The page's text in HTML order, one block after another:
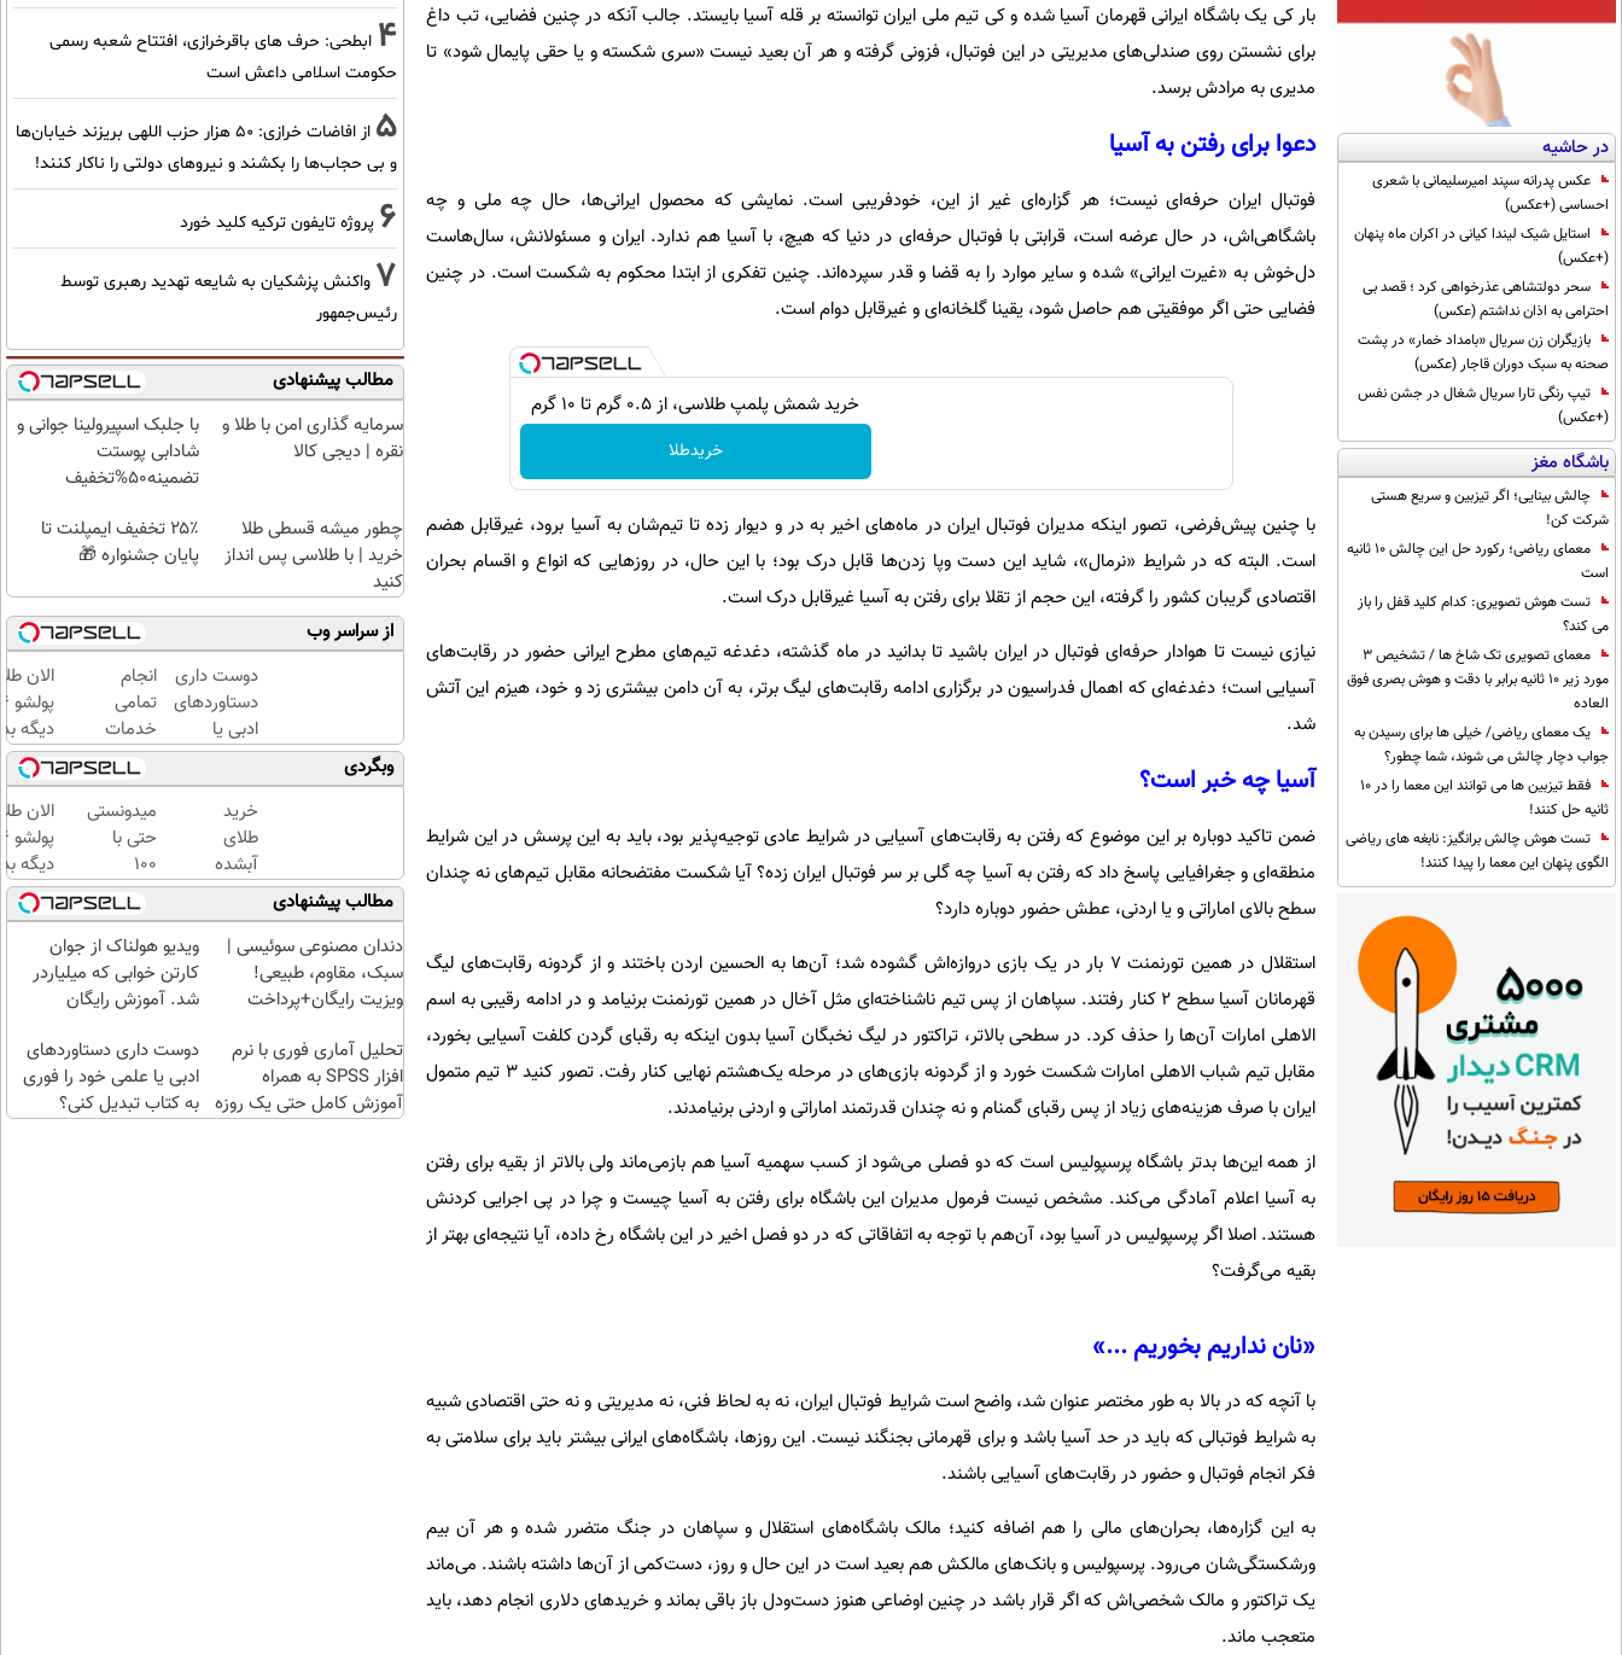
در حاشیه
عکس پدرانه سپند امیرسلیمانی با شعری
احساسی (+عکس)
استایل شیک لیندا کیانی در اکران ماه پنهان
(+عکس)
سحر دولتشاهی عذرخواهی کرد ؛ قصد بی
احترامی به اذان نداشتم (عکس)
بازیگران زن سریال «بامداد خمار» در پشت
صحنه به سبک دوران قاجار (عکس)
تیپ رنگی تارا سریال شغال در جشن نفس
(+عکس)
باشگاه مغز
چالش بینایی؛ اگر تیزبین و سریع هستی
شرکت کن!
معمای ریاضی؛ رکورد حل این چالش 10 ثانیه
است
تست هوش تصویری: کدام کلید قفل را باز
می کند؟
معمای تصویری تک شاخ ها / تشخیص 3
مورد زیر 10 ثانیه برابر با دقت و هوش بصری فوق
العاده
یک معمای ریاضی/ خیلی ها برای رسیدن به
جواب دچار چالش می شوند، شما چطور؟
فقط تیزبین ها می توانند این معما را در 10
ثانیه حل کنند!
تست هوش چالش برانگیز: نابغه های ریاضی
الگوی پنهان این معما را پیدا کنند!
بار کی یک باشگاه ایرانی قهرمان آسیا شده و کی تیم ملی ایران توانسته بر قله آسیا بایستد. جالب آنکه در چنین فضایی، تب داغ
برای نشستن روی صندلی‌های مدیریتی در این فوتبال، فزونی گرفته و هر آن بعید نیست «سری شکسته و یا حقی پایمال شود» تا
مدیری به مرادش برسد.
دعوا برای رفتن به آسیا
فوتبال ایران حرفه‌ای نیست؛ هر گزاره‌ای غیر از این، خودفریبی است. نمایشی که محصول ایرانی‌ها، حال چه ملی و چه
باشگاهی‌اش، در حال عرضه‌ است، قرابتی با فوتبال حرفه‌ای در دنیا که هیچ، با آسیا هم ندارد. ایران و مسئولانش، سال‌هاست
دل‌خوش به «غیرت ایرانی» شده و سایر موارد را به قضا و قدر سپرده‌اند. چنین تفکری از ابتدا محکوم به شکست است. در چنین
فضایی حتی اگر موفقیتی هم حاصل شود، یقینا گلخانه‌ای و غیرقابل دوام است.
خرید شمش پلمپ طلاسی، از ۰.۵ گرم تا ۱۰ گرم
خریدطلا
با چنین پیش‌فرضی، تصور اینکه مدیران فوتبال ایران در ماه‌های اخیر به در و دیوار زده تا تیم‌شان به آسیا برود، غیرقابل هضم
است. البته که در شرایط «نرمال»، شاید این دست وپا زدن‌ها قابل درک بود؛ با این حال، در روزهایی که انواع و اقسام بحران
اقتصادی گریبان کشور را گرفته، این حجم از تقلا برای رفتن به آسیا غیرقابل درک است.
نیازی نیست تا هوادار حرفه‌ای فوتبال در ایران باشید تا بدانید در ماه گذشته، دغدغه تیم‌های مطرح ایرانی حضور در رقابت‌های
آسیایی است؛ دغدغه‌ای که اهمال فدراسیون در برگزاری ادامه رقابت‌های لیگ برتر، به آن دامن بیشتری زد و خود، هیزم این آتش
شد.
آسیا چه خبر است؟
ضمن تاکید دوباره بر این موضوع که رفتن به رقابت‌های آسیایی در شرایط عادی توجیه‌پذیر بود، باید به این پرسش در این شرایط
منطقه‌ای و جغرافیایی پاسخ داد که رفتن به آسیا چه گلی بر سر فوتبال ایران زده؟ آیا شکست مفتضحانه مقابل تیم‌های نه چندان
سطح بالای اماراتی و یا اردنی، عطش حضور دوباره دارد؟
استقلال در همین تورنمنت 7 بار در یک بازی دروازه‌اش گشوده شد؛ آن‌ها به الحسین اردن باختند و از گردونه رقابت‌های لیگ
قهرمانان آسیا سطح 2 کنار رفتند. سپاهان از پس تیم ناشناخته‌ای مثل آخال در همین تورنمنت برنیامد و در ادامه رقیبی به اسم
الاهلی امارات آن‌ها را حذف کرد. در سطحی بالاتر، تراکتور در لیگ نخبگان آسیا بدون اینکه به رقبای گردن کلفت آسیایی بخورد،
مقابل تیم شباب الاهلی امارات شکست خورد و از گردونه بازی‌های در مرحله یک‌هشتم نهایی کنار رفت. تصور کنید 3 تیم متمول
ایران با صرف هزینه‌های زیاد از پس رقبای گمنام و نه چندان قدرتمند اماراتی و اردنی برنیامدند.
از همه این‌ها بدتر باشگاه پرسپولیس است که دو فصلی می‌شود از کسب سهمیه آسیا هم بازمی‌ماند ولی بالاتر از بقیه برای رفتن
به آسیا اعلام آمادگی می‌کند. مشخص نیست فرمول مدیران این باشگاه برای رفتن به آسیا چیست و چرا در پی اجرایی کردنش
هستند. اصلا اگر پرسپولیس در آسیا بود، آن‌هم با توجه به اتفاقاتی که در دو فصل اخیر در این باشگاه رخ داده، آیا نتیجه‌ای بهتر از
بقیه می‌گرفت؟
«نان نداریم بخوریم ...»
با آنچه که در بالا به طور مختصر عنوان شد، واضح است شرایط فوتبال ایران، نه به لحاظ فنی، نه مدیریتی و نه حتی اقتصادی شبیه
به شرایط فوتبالی که باید در حد آسیا باشد و برای قهرمانی بجنگند نیست. این روزها، باشگاه‌های ایرانی بیشتر باید برای سلامتی به
فکر انجام فوتبال و حضور در رقابت‌های آسیایی باشند.
به این گزاره‌ها، بحران‌های مالی را هم اضافه کنید؛ مالک باشگاه‌های استقلال و سپاهان در جنگ متضرر شده و هر آن بیم
ورشکستگی‌شان می‌رود. پرسپولیس و بانک‌های مالکش هم بعید است در این حال و روز، دست‌کمی از آن‌ها داشته باشند. می‌ماند
یک تراکتور و مالک شخصی‌اش که اگر قرار باشد در چنین اوضاعی هنوز دست‌ودل باز باقی بماند و خریدهای دلاری انجام دهد، باید
متعجب ماند.
4 ابطحی: حرف های باقرخرازی، افتتاح شعبه رسمی
حکومت اسلامی داعش است
5
از افاضات خرازی: ۵۰ هزار حزب اللهی بریزند خیابان‌ها
و بی حجاب‌ها را بکشند و نیرو‌های دولتی را ناکار کنند!
6 پروژه تایفون ترکیه کلید خورد
7 واکنش پزشکیان به شایعه تهدید رهبری توسط
رئیس‌جمهور
مطالب پیشنهادی
سرمایه گذاری امن با طلا و
نقره | دیجی کالا
با جلبک اسپیرولینا جوانی و
شادابی پوستت
تضمینه50%تخفیف
چطور میشه قسطی طلا
خرید | با طلاسی پس انداز
کنید
۲۵٪ تخفیف ایمپلنت تا
پایان جشنواره 🎁
از سراسر وب
دوست داری
دستاوردهای
ادبی یا
علمی خود را
فوری به
کتاب تبدیل
کنی؟
انجام
تمامی
خدمات
خودرویی
در محل
با یدک
دات کام
الان
دیگه
طلا با
بی‌بهره
وبگردی
خرید
طلای
آبشده
حتی با
۱۰۰هزارتومان
میدونستی
حتی با
۱۰۰
هزارتومان
هم
میتونی
طلا آبشده
بخری؟
الان
دیگه
طلا با
بی‌بهره
مطالب پیشنهادی
دندان مصنوعی سوئیسی |
سبک، مقاوم، طبیعی!
ویزیت رایگان+پرداخت
ویدیو هولناک از جوان
کارتن خوابی که میلیاردر
شد. آموزش رایگان
تحلیل آماری فوری با نرم
افزار SPSS به همراه
آموزش کامل حتی یک روزه
دوست داری دستاوردهای
ادبی یا علمی خود را فوری
به کتاب تبدیل کنی؟